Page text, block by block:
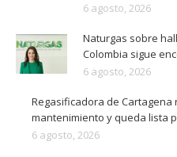
6 agosto, 2026
Naturgas sobre
Colombia sigue
6 agosto, 2026
Regasificadora de
mantenimiento y queda lista
6 agosto, 2026